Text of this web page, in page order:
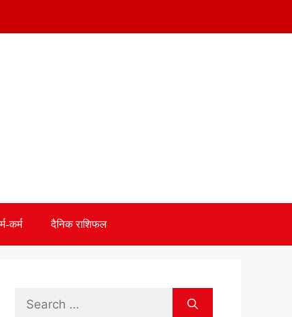
कर्म दैनिक राशिफल
Search